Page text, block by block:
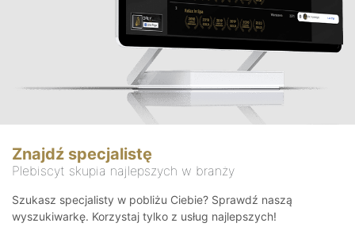
Znajdź specjalistę
Plebiscyt skupia najlepszych w branży
Szukasz specjalisty w pobliżu Ciebie? Sprawdź naszą
wyszukiwarkę. Korzystaj tylko z usług najlepszych!